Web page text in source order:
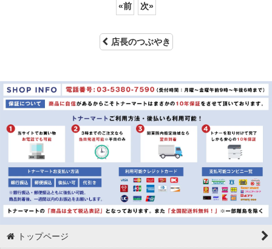
«前 次»
店長のつぶやき
トップページ